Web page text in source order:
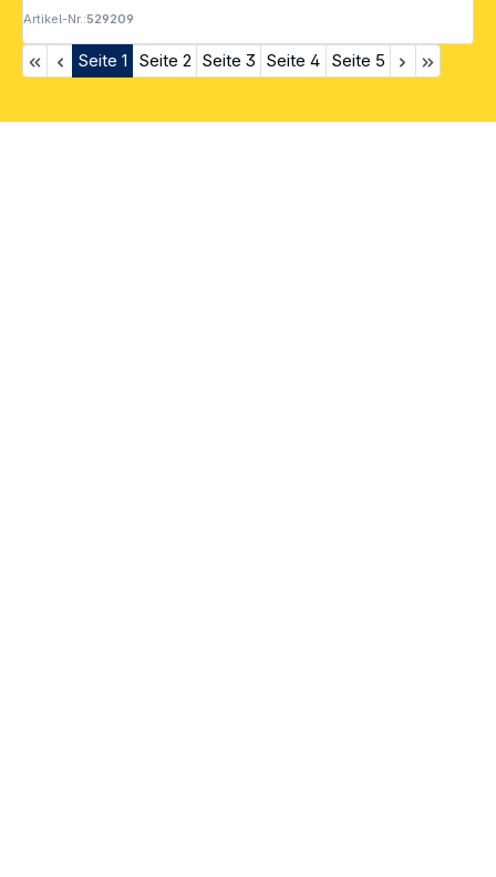
Artikel-Nr.:529209
Seite 1 Seite 2 Seite 3 Seite 4 Seite 5